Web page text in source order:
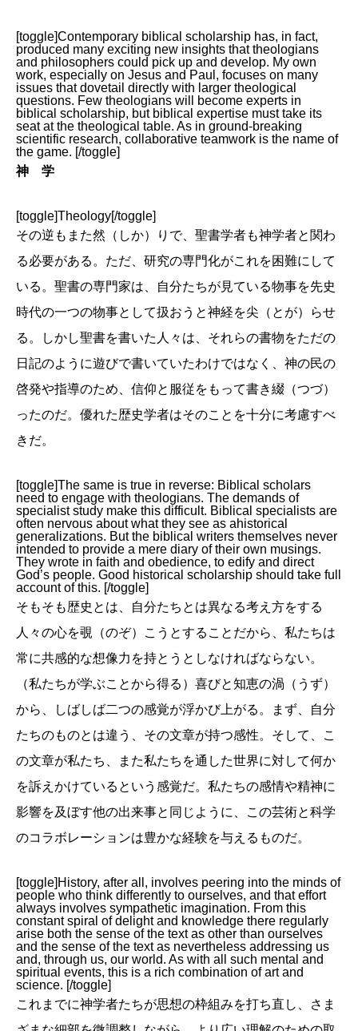
[toggle]Contemporary biblical scholarship has, in fact,
produced many exciting new insights that theologians
and philosophers could pick up and develop. My own
work, especially on Jesus and Paul, focuses on many
issues that dovetail directly with larger theological
questions. Few theologians will become experts in
biblical scholarship, but biblical expertise must take its
seat at the theological table. As in ground-breaking
scientific research, collaborative teamwork is the name of
the game. [/toggle]
神 学
[toggle]Theology[/toggle]
その逆もまた然（しか）りで、聖書学者も神学者と関わ
る必要がある。ただ、研究の専門化がこれを困難にして
いる。聖書の専門家は、自分たちが見ている物事を先史
時代の一つの物事として扱おうと神経を尖（とが）らせ
る。しかし聖書を書いた人々は、それらの書物をただの
日記のように遊びで書いていたわけではなく、神の民の
啓発や指導のため、信仰と服従をもって書き綴（つづ）
ったのだ。優れた歴史学者はそのことを十分に考慮すべ
きだ。
[toggle]The same is true in reverse: Biblical scholars
need to engage with theologians. The demands of
specialist study make this difficult. Biblical specialists are
often nervous about what they see as ahistorical
generalizations. But the biblical writers themselves never
intended to provide a mere diary of their own musings.
They wrote in faith and obedience, to edify and direct
God’s people. Good historical scholarship should take full
account of this. [/toggle]
そもそも歴史とは、自分たちとは異なる考え方をする
人々の心を覗（のぞ）こうとすることだから、私たちは
常に共感的な想像力を持とうとしなければならない。
（私たちが学ぶことから得る）喜びと知恵の渦（うず）
から、しばしば二つの感覚が浮かび上がる。まず、自分
たちのものとは違う、その文章が持つ感性。そして、こ
の文章が私たち、また私たちを通した世界に対して何か
を訴えかけているという感覚だ。私たちの感情や精神に
影響を及ぼす他の出来事と同じように、この芸術と科学
のコラボレーションは豊かな経験を与えるものだ。
[toggle]History, after all, involves peering into the minds of
people who think differently to ourselves, and that effort
always involves sympathetic imagination. From this
constant spiral of delight and knowledge there regularly
arise both the sense of the text as other than ourselves
and the sense of the text as nevertheless addressing us
and, through us, our world. As with all such mental and
spiritual events, this is a rich combination of art and
science. [/toggle]
これまでに神学者たちが思想の枠組みを打ち直し、さま